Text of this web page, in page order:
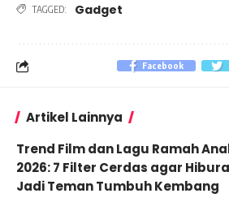
TAGGED: Gadget
Facebook
Artikel Lainnya
Trend Film dan Lagu Ramah
2026: 7 Filter Cerdas agar
Jadi Teman Tumbuh Kembang